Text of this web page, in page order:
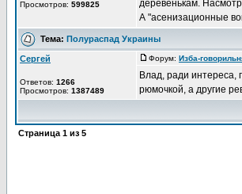
Просмотров: 599825
деревенькам.
А "асенизационные
Тема: Полураспад Украины
Сергей
Ответов: 1266
Просмотров: 1387489
Форум: Изба-
Влад, ради интереса,
рюмочкой, а другие
Страница 1 из 5